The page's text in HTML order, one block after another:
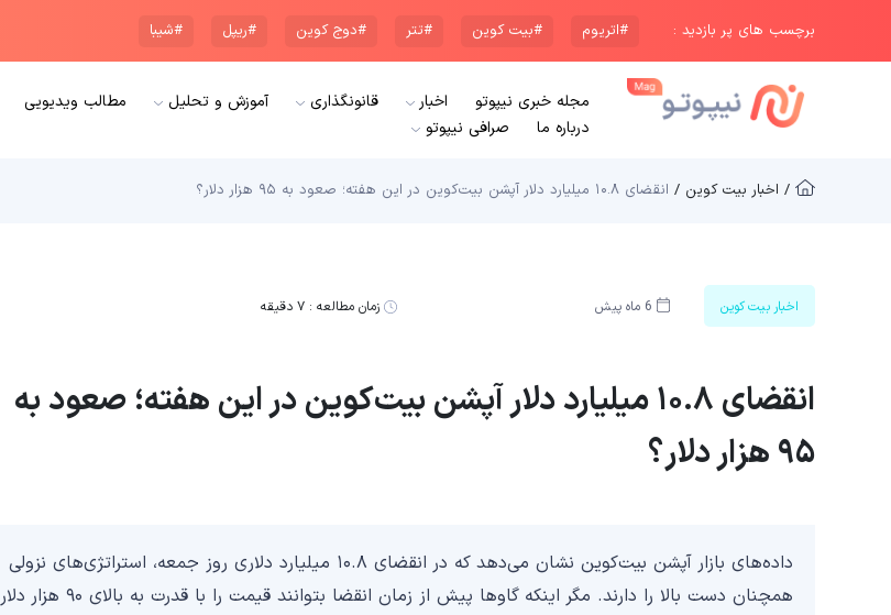
برچسب های پر بازدید : #اتریوم #بیت کوین #تتر #دوج کوین #ریپل #شیبا
مجله خبری نیپوتو اخبار قانونگذاری آموزش و تحلیل
مطالب ویدیویی
درباره ما
صرافی نیپوتو
/ اخبار بیت کوین / انقضای ۱۰.۸ میلیارد دلار آپشن بیت‌کوین در این هفته؛ صعود به‌ ۹۵ هزار دلار؟
اخبار بیت کوین 6 ماه پیش زمان مطالعه :۷ دقیقه
انقضای ۱۰.۸ میلیارد دلار آپشن بیت‌کوین در این هفته؛ صعود به‌
۹۵ هزار دلار؟
داده‌های بازار آپشن بیت‌کوین نشان می‌دهد که در انقضای ۱۰.۸ میلیارد دلاری روز جمعه، استراتژی‌های نزولی
همچنان دست بالا را دارند. مگر اینکه گاوها پیش از زمان انقضا بتوانند قیمت را با قدرت به بالای ۹۰ هزار دلار